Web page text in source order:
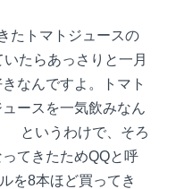
たトマトジュースの
たらあっさりと一月
なんですよ。トマト
ースを一気飲みなん
というわけで、そろ
てきたためQQと呼
を8本ほど買ってき